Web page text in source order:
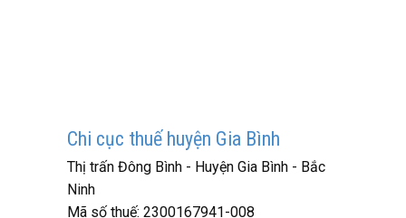
Chi cục thuế huyện Gia Bình
Thị trấn Đông Bình - Huyện Gia Bình - Bắc
Ninh
Mã số thuế: 2300167941-008